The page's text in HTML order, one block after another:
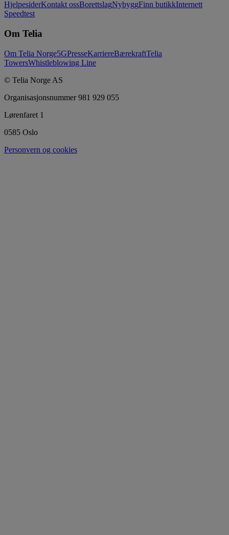
HjelpesiderKontakt ossBorettslagNybyggFinn butikkInternett
Speedtest
Om Telia
Om Telia Norge5GPresseKarriereBærekraftTelia
TowersWhistleblowing Line
© Telia Norge AS
Organisasjonsnummer 981 929 055
Lørenfaret 1
0585 Oslo
Personvern og cookies